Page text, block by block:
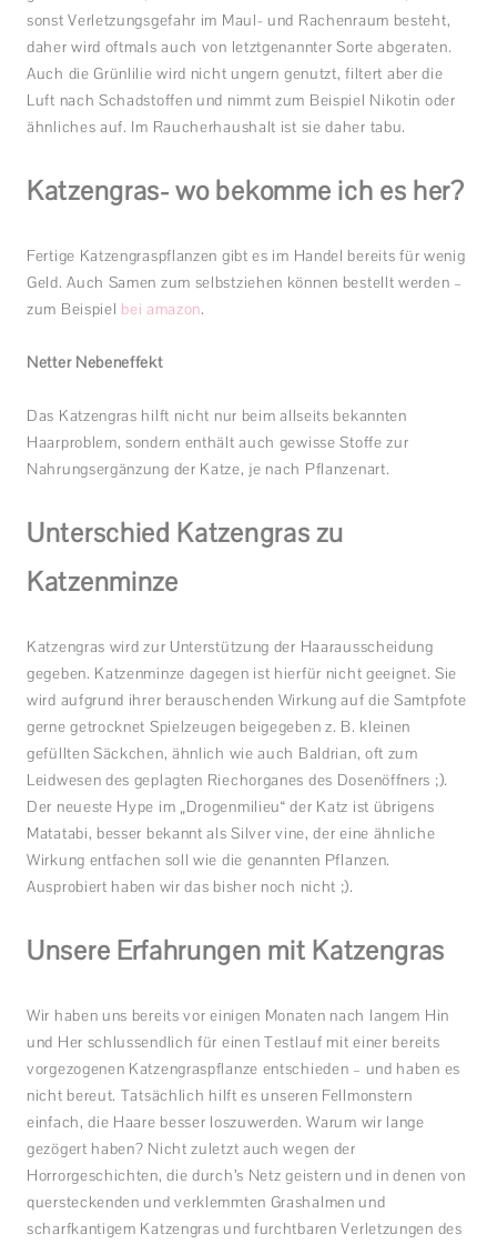
sonst Verletzungsgefahr im Maul- und Rachenraum besteht,
daher wird oftmals auch von letztgenannter Sorte abgeraten.
Auch die Grünlilie wird nicht ungern genutzt, filtert aber die
Luft nach Schadstoffen und nimmt zum Beispiel Nikotin oder
ähnliches auf. Im Raucherhaushalt ist sie daher tabu.
Katzengras- wo bekomme ich es her?
Fertige Katzengraspflanzen gibt es im Handel bereits für wenig
Geld. Auch Samen zum selbstziehen können bestellt werden –
zum Beispiel bei amazon.
Netter Nebeneffekt
Das Katzengras hilft nicht nur beim allseits bekannten
Haarproblem, sondern enthält auch gewisse Stoffe zur
Nahrungsergänzung der Katze, je nach Pflanzenart.
Unterschied Katzengras zu
Katzenminze
Katzengras wird zur Unterstützung der Haarausscheidung
gegeben. Katzenminze dagegen ist hierfür nicht geeignet. Sie
wird aufgrund ihrer berauschenden Wirkung auf die Samtpfote
gerne getrocknet Spielzeugen beigegeben z. B. kleinen
gefüllten Säckchen, ähnlich wie auch Baldrian, oft zum
Leidwesen des geplagten Riechorganes des Dosenöffners ;).
Der neueste Hype im „Drogenmilieu“ der Katz ist übrigens
Matatabi, besser bekannt als Silver vine, der eine ähnliche
Wirkung entfachen soll wie die genannten Pflanzen.
Ausprobiert haben wir das bisher noch nicht ;).
Unsere Erfahrungen mit Katzengras
Wir haben uns bereits vor einigen Monaten nach langem Hin
und Her schlussendlich für einen Testlauf mit einer bereits
vorgezogenen Katzengraspflanze entschieden – und haben es
nicht bereut. Tatsächlich hilft es unseren Fellmonstern
einfach, die Haare besser loszuwerden. Warum wir lange
gezögert haben? Nicht zuletzt auch wegen der
Horrorgeschichten, die durch’s Netz geistern und in denen von
quersteckenden und verklemmten Grashalmen und
scharfkantigem Katzengras und furchtbaren Verletzungen des